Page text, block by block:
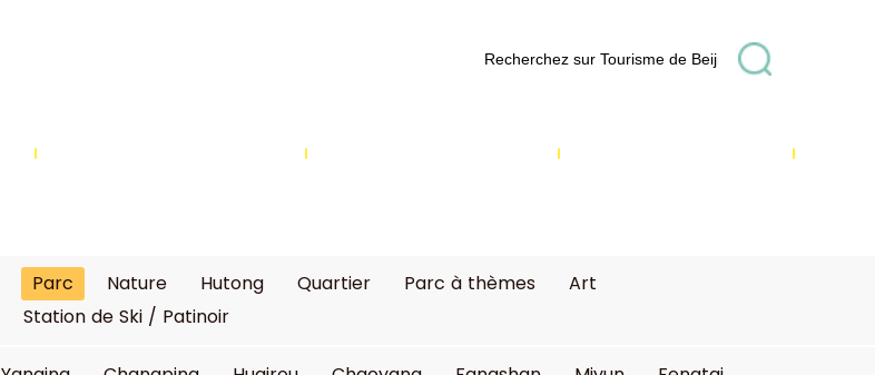
Parc Nature Hutong Quartier Parc à thèmes
Art
Station de Ski / Patinoir